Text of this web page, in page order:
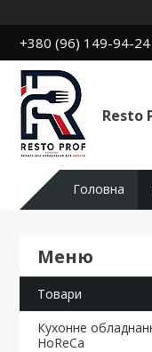
+380 (96) 149-94-24
Resto
Головна
Товари
Кухонне
HoReCa